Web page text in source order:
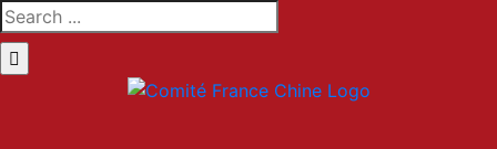
Skip
to
content
Search
for: